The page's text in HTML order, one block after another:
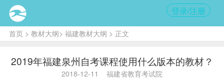
登录/注册
首页> 教材大纲> 福建教材大纲 > 正文
2019年福建泉州自考课程使用什么版本的教材？
2018-12-11 福建省教育考试院